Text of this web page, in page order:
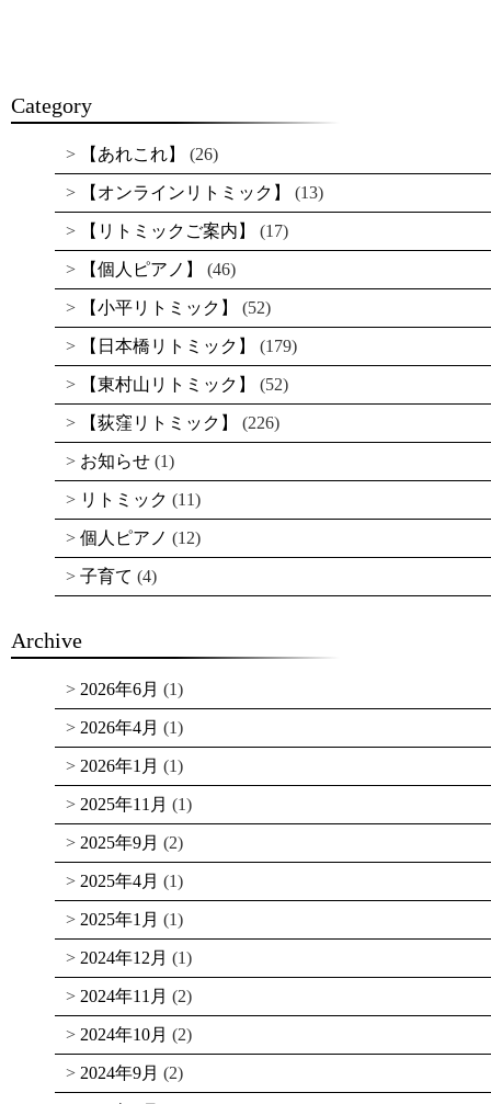
Category
【あれこれ】 (26)
【オンラインリトミック】 (13)
【リトミックご案内】 (17)
【個人ピアノ】 (46)
【小平リトミック】 (52)
【日本橋リトミック】 (179)
【東村山リトミック】 (52)
【荻窪リトミック】 (226)
お知らせ (1)
リトミック (11)
個人ピアノ (12)
子育て (4)
Archive
2026年6月 (1)
2026年4月 (1)
2026年1月 (1)
2025年11月 (1)
2025年9月 (2)
2025年4月 (1)
2025年1月 (1)
2024年12月 (1)
2024年11月 (2)
2024年10月 (2)
2024年9月 (2)